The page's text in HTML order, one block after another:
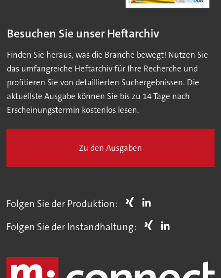
Besuchen Sie unser Heftarchiv
Finden Sie heraus, was die Branche bewegt! Nutzen Sie
das umfangreiche Heftarchiv für Ihre Recherche und
profitieren Sie von detaillierten Suchergebnissen. Die
aktuellste Ausgabe können Sie bis zu 14 Tage nach
Erscheinungstermin kostenlos lesen.
Zu den Ausgaben
Folgen Sie der Produktion:
Folgen Sie der Instandhaltung: